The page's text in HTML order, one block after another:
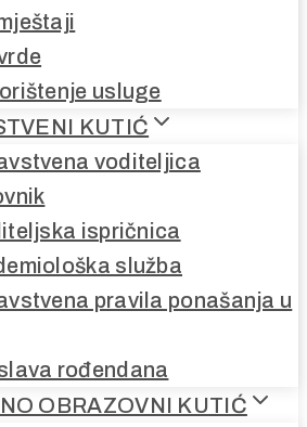
usluge
KUTIĆ
voditeljica
ispričnica
služba
pravila ponašanja u
rođendana
OBRAZOVNI KUTIĆ